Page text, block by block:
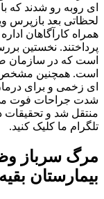
ای روبه رو شدند که
همراه کارآگاهان
پرداختند. نخستین
است که در سازمان
ای زخمی و برای
شدت جراحات فوت
منتقل شد و تحقیقات
تلگرام ما کلیک کنید.
مرگ سرباز
بیمارستان